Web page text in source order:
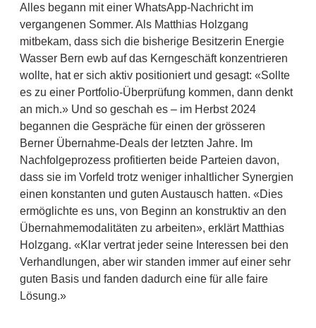
Alles begann mit einer WhatsApp-Nachricht im
vergangenen Sommer. Als Matthias Holzgang
mitbekam, dass sich die bisherige Besitzerin Energie
Wasser Bern ewb auf das Kerngeschäft konzentrieren
wollte, hat er sich aktiv positioniert und gesagt: «Sollte
es zu einer Portfolio-Überprüfung kommen, dann denkt
an mich.» Und so geschah es – im Herbst 2024
begannen die Gespräche für einen der grösseren
Berner Übernahme-Deals der letzten Jahre. Im
Nachfolgeprozess profitierten beide Parteien davon,
dass sie im Vorfeld trotz weniger inhaltlicher Synergien
einen konstanten und guten Austausch hatten. «Dies
ermöglichte es uns, von Beginn an konstruktiv an den
Übernahmemodalitäten zu arbeiten», erklärt Matthias
Holzgang. «Klar vertrat jeder seine Interessen bei den
Verhandlungen, aber wir standen immer auf einer sehr
guten Basis und fanden dadurch eine für alle faire
Lösung.»